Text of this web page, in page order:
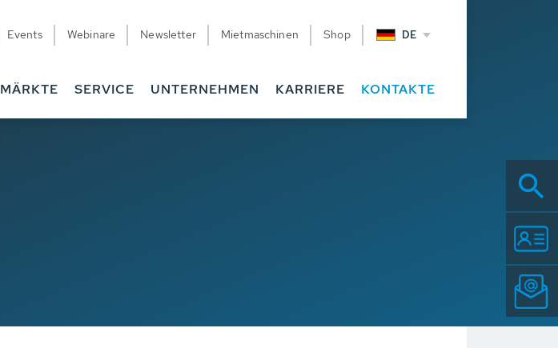
Events Webinare Newsletter Mietmaschinen Shop DE
MÄRKTE SERVICE UNTERNEHMEN KARRIERE KONTAKTE